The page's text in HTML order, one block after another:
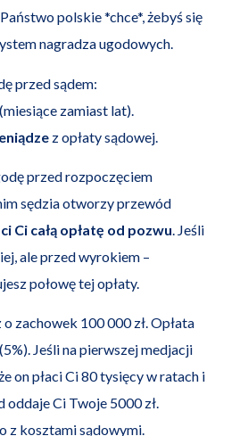
polskie *chce*, żebyś się
nagradza ugodowych.
przed sądem:
(miesiące zamiast lat).
z opłaty sądowej.
przed rozpoczęciem
sędzia otworzy przewód
Ci całą opłatę od pozwu. Jeśli
ale przed wyrokiem –
połowę tej opłaty.
zachowek 100 000 zł. Opłata
Jeśli na pierwszej medjacji
on płaci Ci 80 tysięcy w ratach i
oddaje Ci Twoje 5000 zł.
z kosztami sądowymi.